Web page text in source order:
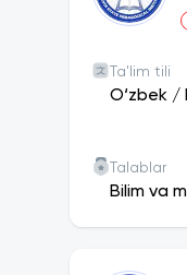
Ta'lim tili
O‘zbek /
Talablar
Bilim va